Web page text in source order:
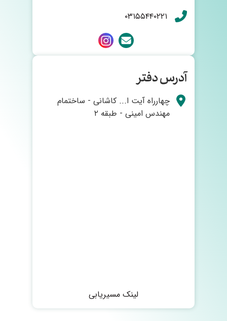
۰۳۱۵۵۴۴۰۲۲۱
آدرس دفتر
چهارراه آیت ا... کاشانی - ساختمام
مهندس امینی - طبقه ۲
لینک مسیریابی